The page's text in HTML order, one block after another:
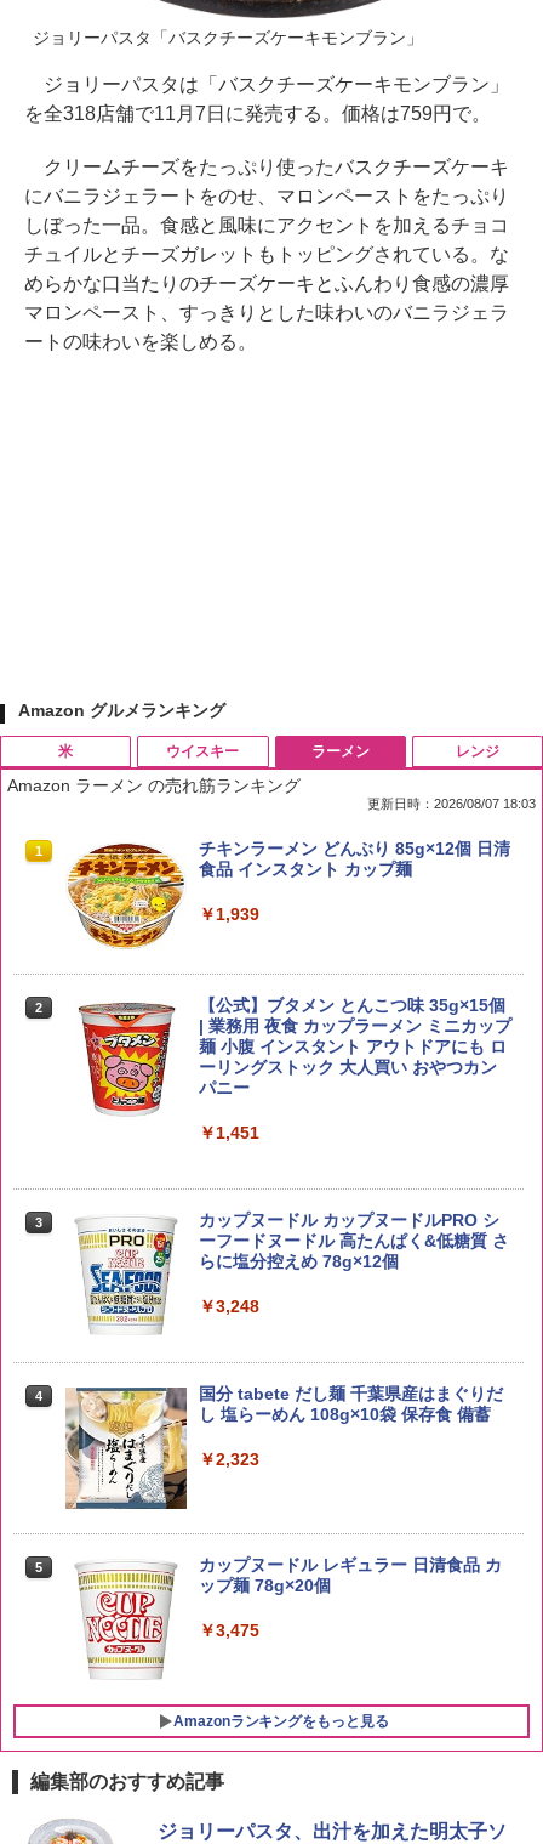
ジョリーパスタ「バスクチーズケーキモンブラン」
ジョリーパスタは「バスクチーズケーキモンブラン」
を全318店舗で11月7日に発売する。価格は759円で。
クリームチーズをたっぷり使ったバスクチーズケーキ
にバニラジェラートをのせ、マロンペーストをたっぷり
しぼった一品。食感と風味にアクセントを加えるチョコ
チュイルとチーズガレットもトッピングされている。な
めらかな口当たりのチーズケーキとふんわり食感の濃厚
マロンペースト、すっきりとした味わいのバニラジェラ
ートの味わいを楽しめる。
Amazon グルメランキング
米
1 by Amazon 国産ブレンド米 精米 5kg
2
野沢農産 無洗米 青い流るる コシヒカリ
5kg 長野県産 令和7年産
￥3,980
3
【在庫処分価格】ももたろう印 無洗米 5
kg 業務用 お米マイスターブレンド
￥2,680
4
by Amazon あきたこまちブレンド 無洗
米 5kg
￥3,396
5
by Amazon 新潟県産 新潟のお米 無洗米
5kg
￥3,274
ウイスキー
1
ブラックニッカ ニッカ Nikka ウィスキ
ー4000ml ブラックニッカクリア ウヰス
お得 4リットル
角瓶 2700ml サントリー ウイスキー ハ
イボール 大容量
3
角ハイボール 350ml×24本 サントリー ウ
イスキー ハイボール 缶
4
トリスウイスキー 4000ml サントリー 大
容量 4リットル
￥4,345
5
【数量限定】フロム・ザ・バレル モルト
ウイスキー500ml アサヒ [ 日本 500ml ]
【中元 ギフト プレゼント 贈り物に】
￥4,402
ラーメン
Amazon ラーメン の売れ筋ランキング
更新日時：2026/08/07 18:03
1
チキンラーメン どんぶり 85g×12個 日清
食品 インスタント カップ麺
￥1,939
2
【公式】ブタメン とんこつ味 35g×15個
| 業務用 夜食 カップラーメン ミニカップ
麺 小腹 インスタント アウトドアにも ロ
ーリングストック 大人買い おやつカン
パニー
￥1,451
3
カップヌードル カップヌードルPRO シ
ーフードヌードル 高たんぱく&低糖質 さ
らに塩分控えめ 78g×12個
￥3,248
4
国分 tabete だし麺 千葉県産はまぐりだ
し 塩らーめん 108g×10袋 保存食 備蓄
￥2,323
5
カップヌードル レギュラー 日清食品 カ
ップ麺 78g×20個
￥3,475
Amazonランキングをもっと見る
レンジ
1
[山善] スチームオーブンレンジ 25L 一人
編集部のおすすめ記事
ジョリーパスタ、出汁を加えた明太子ソ